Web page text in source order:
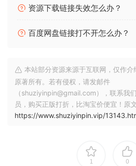
Aurora DSP Mammoth v1.6.1
Aurora DSP RottenPoolVerb
资源下载链接失效怎么办？
百度网盘链接打不开怎么办？
本站部分资源来源于互联网，仅作
原著所有。若有侵权，请发邮件
（shuziyinpin@gmail.com），联系我
员，购买正版打折，比淘宝价便宜！原
https://www.shuziyinpin.vip/
1 0